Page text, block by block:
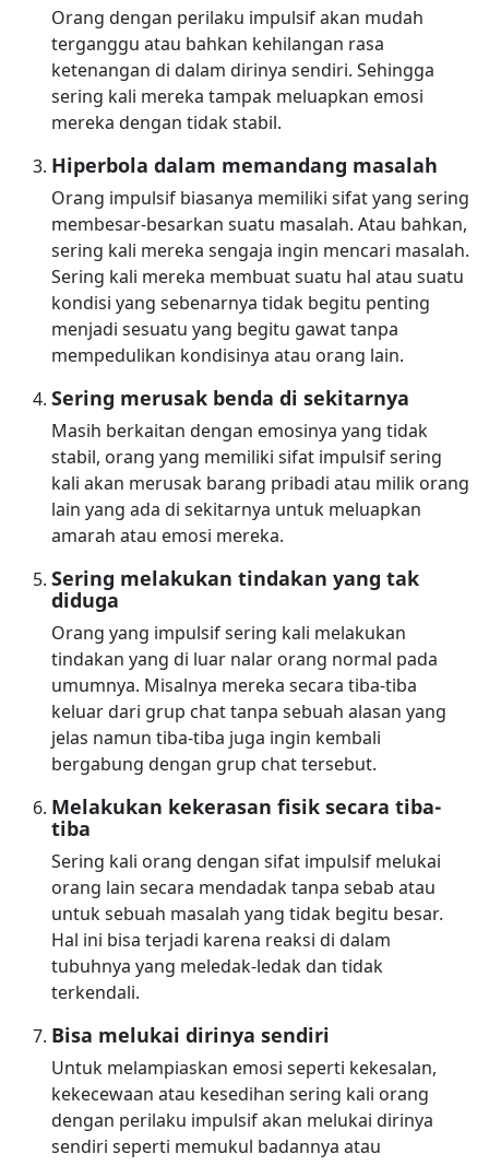
Orang dengan perilaku impulsif akan mudah
terganggu atau bahkan kehilangan rasa
ketenangan di dalam dirinya sendiri. Sehingga
sering kali mereka tampak meluapkan emosi
mereka dengan tidak stabil.
Hiperbola dalam memandang masalah
Orang impulsif biasanya memiliki sifat yang sering
membesar-besarkan suatu masalah. Atau bahkan,
sering kali mereka sengaja ingin mencari masalah.
Sering kali mereka membuat suatu hal atau suatu
kondisi yang sebenarnya tidak begitu penting
menjadi sesuatu yang begitu gawat tanpa
mempedulikan kondisinya atau orang lain.
Sering merusak benda di sekitarnya
Masih berkaitan dengan emosinya yang tidak
stabil, orang yang memiliki sifat impulsif sering
kali akan merusak barang pribadi atau milik orang
lain yang ada di sekitarnya untuk meluapkan
amarah atau emosi mereka.
Sering melakukan tindakan yang tak
diduga
Orang yang impulsif sering kali melakukan
tindakan yang di luar nalar orang normal pada
umumnya. Misalnya mereka secara tiba-tiba
keluar dari grup chat tanpa sebuah alasan yang
jelas namun tiba-tiba juga ingin kembali
bergabung dengan grup chat tersebut.
Melakukan kekerasan fisik secara tiba-
tiba
Sering kali orang dengan sifat impulsif melukai
orang lain secara mendadak tanpa sebab atau
untuk sebuah masalah yang tidak begitu besar.
Hal ini bisa terjadi karena reaksi di dalam
tubuhnya yang meledak-ledak dan tidak
terkendali.
Bisa melukai dirinya sendiri
Untuk melampiaskan emosi seperti kekesalan,
kekecewaan atau kesedihan sering kali orang
dengan perilaku impulsif akan melukai dirinya
sendiri seperti memukul badannya atau